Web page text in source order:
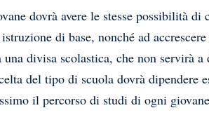
dovrà avere le stesse possibilità
di base, nonché ad
divisa scolastica, che non servirà
del tipo di scuola dovrà dipendere
il percorso di studi di ogni